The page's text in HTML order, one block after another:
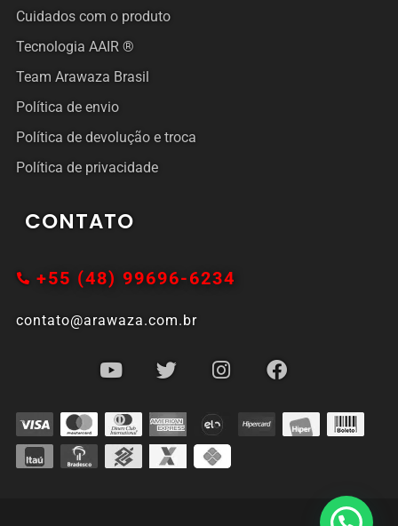
Cuidados com o produto
Tecnologia AAIR ®
Team Arawaza Brasil
Política de envio
Política de devolução e troca
Política de privacidade
CONTATO
+55 (48) 99696-6234
contato@arawaza.com.br